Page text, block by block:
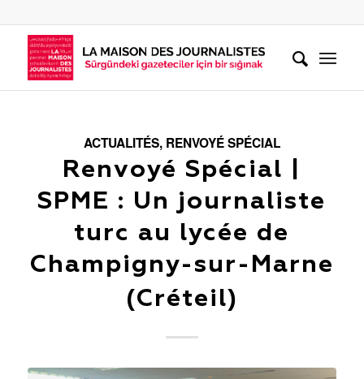
ACTUALITÉS, RENVOYÉ SPÉCIAL
Renvoyé Spécial |
SPME : Un journaliste
turc au lycée de
Champigny-sur-Marne
(Créteil)